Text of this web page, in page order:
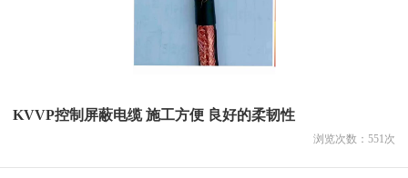
KVVP控制屏蔽电缆 施工方便 良好的柔韧性
浏览次数： 551次